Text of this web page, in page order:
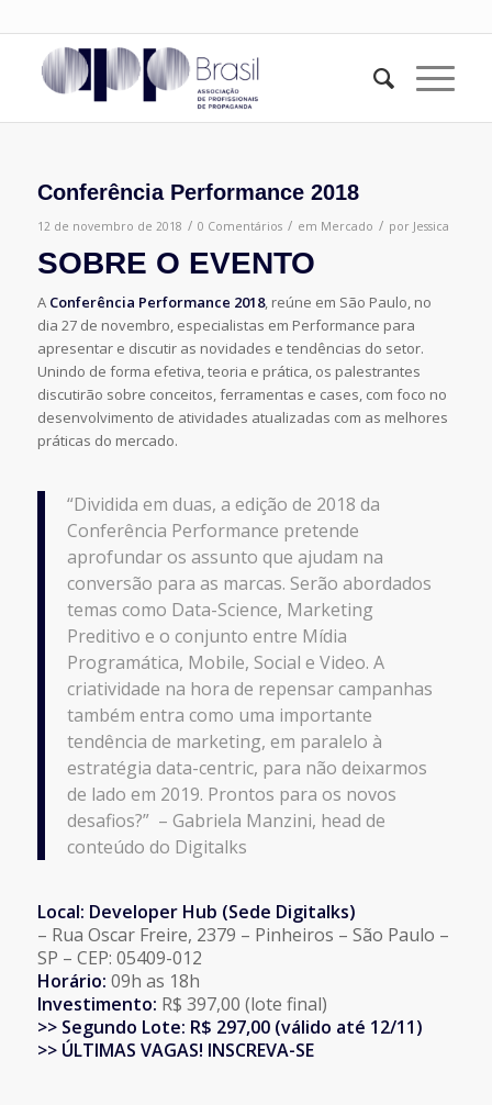
Conferência Performance 2018
12 de novembro de 2018 / 0 Comentários / em Mercado / por Jessica
SOBRE O EVENTO
A Conferência Performance 2018, reúne em São Paulo, no
dia 27 de novembro, especialistas em Performance para
apresentar e discutir as novidades e tendências do setor.
Unindo de forma efetiva, teoria e prática, os palestrantes
discutirão sobre conceitos, ferramentas e cases, com foco no
desenvolvimento de atividades atualizadas com as melhores
práticas do mercado.
“Dividida em duas, a edição de 2018 da
Conferência Performance pretende
aprofundar os assunto que ajudam na
conversão para as marcas. Serão abordados
temas como Data-Science, Marketing
Preditivo e o conjunto entre Mídia
Programática, Mobile, Social e Video. A
criatividade na hora de repensar campanhas
também entra como uma importante
tendência de marketing, em paralelo à
estratégia data-centric, para não deixarmos
de lado em 2019. Prontos para os novos
desafios?” – Gabriela Manzini, head de
conteúdo do Digitalks
Local: Developer Hub (Sede Digitalks)
– Rua Oscar Freire, 2379 – Pinheiros – São Paulo –
SP – CEP: 05409-012
Horário: 09h as 18h
Investimento: R$ 397,00 (lote final)
>> Segundo Lote: R$ 297,00 (válido até 12/11)
>> ÚLTIMAS VAGAS! INSCREVA-SE